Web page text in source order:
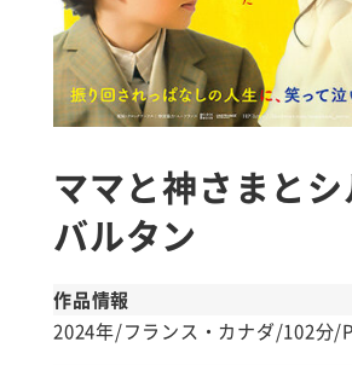
ママと神さまとシ
バルタン
作品情報
2024年/フランス・カナダ/102分/